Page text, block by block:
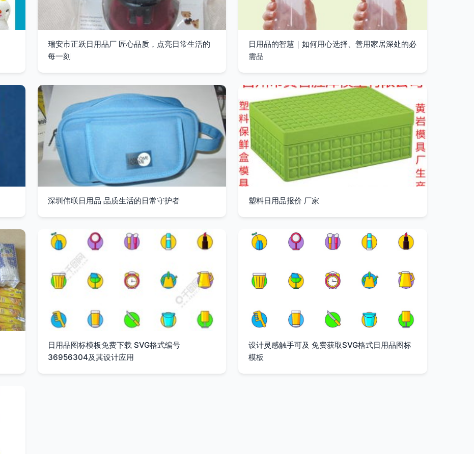
瑞安市正跃日用品厂 匠心品质，点亮日常生活的
每一刻
日用品的智慧｜如何用心选择、善用家居深处的必
需品
深圳伟联日用品 品质生活的日常守护者 塑料日用品报价 厂家
日用品图标模板免费下载 SVG格式编号
36956304及其设计应用
设计灵感触手可及 免费获取SVG格式日用品图标
模板